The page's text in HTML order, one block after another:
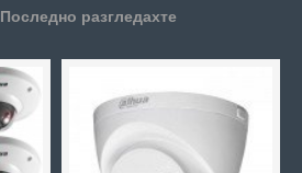
Последно разгледахте